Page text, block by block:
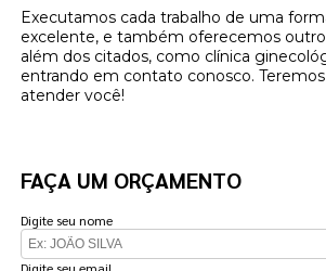
Executamos cada trabalho de uma
excelente, e também oferecemos
além dos citados, como clínica
entrando em contato conosco.
atender você!
FAÇA UM ORÇAMENTO
Digite seu nome